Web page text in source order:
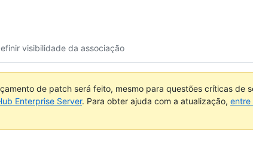
visibilidade da associação
de patch será feito, mesmo para questões críticas de
Enterprise Server. Para obter ajuda com a atualização, entre